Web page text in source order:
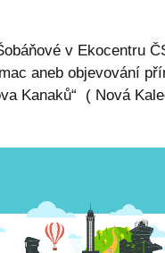
v Ekocentru
aneb objevování
Kanaků“ ( Nová